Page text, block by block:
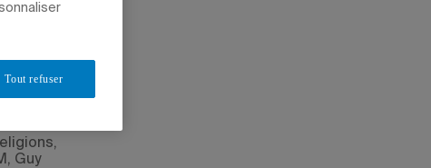
Guy
Tout refuser